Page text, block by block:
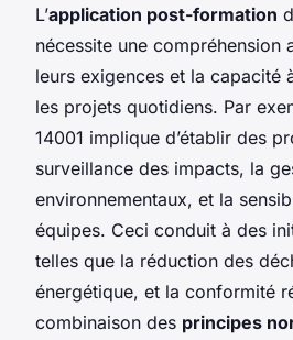
L’application post-formation
nécessite une compréhension
leurs exigences et la capacité
les projets quotidiens. Par
14001 implique d’établir des
surveillance des impacts, la
environnementaux, et la
équipes. Ceci conduit à des
telles que la réduction des
énergétique, et la conformité
combinaison des principes